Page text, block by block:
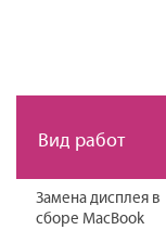
Вид работ
Замена дисплея в
сборе MacBook